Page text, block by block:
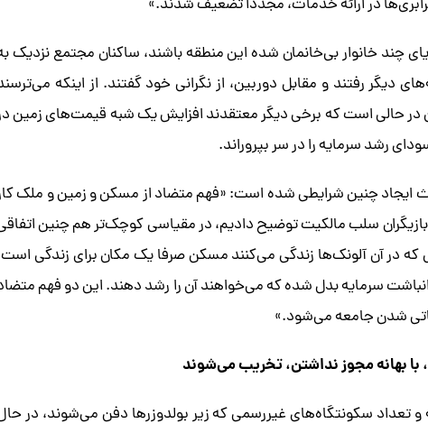
در ارائه خدمات، مجددا تضعیف شدند.»
چند خانوار بی‌خانمان شده این منطقه باشند، ساکنان مجتمع نزدیک
دیگر رفتند و مقابل دوربین، از نگرانی خود گفتند. از اینکه
در حالی است که برخی دیگر معتقدند افزایش یک شبه قیمت‌های زمین
رشد سرمایه‌ را در سر بپروراند.
ایجاد چنین شرایطی شده است: «فهم متضاد از مسکن و زمین و ملک
سلب مالکیت توضیح دادیم، در مقیاسی کوچک‌تر هم چنین
که در آن آلونک‌ها زندگی می‌کنند مسکن صرفا یک مکان برای زندگی
سرمایه بدل شده که می‌خواهند آن را رشد دهند. این دو فهم
شدن جامعه می‌شود.»
با بهانه مجوز نداشتن، تخریب می‌شوند
تعداد سکونتگاه‌های غیررسمی که زیر بولدوزرها دفن می‌شوند، در